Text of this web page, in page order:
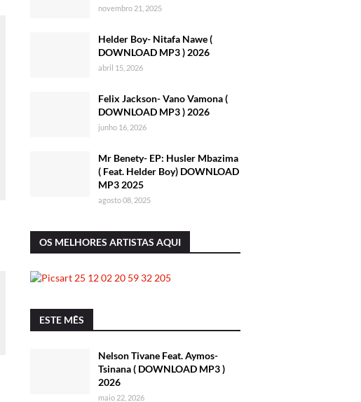
novembro 21, 2025
Helder Boy- Nitafa Nawe (
DOWNLOAD MP3 ) 2026
abril 15, 2026
Felix Jackson- Vano Vamona (
DOWNLOAD MP3 ) 2026
junho 16, 2026
Mr Benety- EP: Husler Mbazima
( Feat. Helder Boy) DOWNLOAD
MP3 2025
agosto 08, 2025
OS MELHORES ARTISTAS AQUI
ESTE MÊS
Nelson Tivane Feat. Aymos-
Tsinana ( DOWNLOAD MP3 )
2026
maio 22, 2026